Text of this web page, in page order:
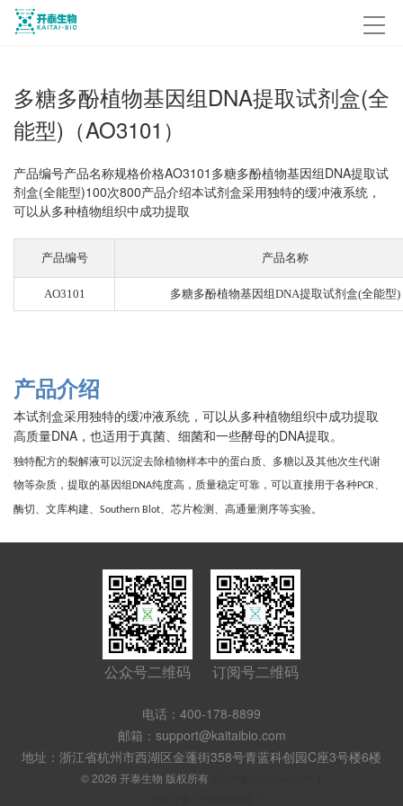
多糖多酚植物基因组DNA提取试剂盒(全
能型)（AO3101）
产品编号产品名称规格价格AO3101多糖多酚植物基因组DNA提取试
剂盒(全能型)100次800产品介绍本试剂盒采用独特的缓冲液系统，
可以从多种植物组织中成功提取
产品编号 产品名称
AO3101 多糖多酚植物基因组DNA提取试剂盒(全能型)
产品介绍
本试剂盒采用独特的缓冲液系统，可以从多种植物组织中成功提取
高质量DNA ，也适用于真菌、细菌和一些酵母的DNA提取。
独特配方的裂解液可以沉淀去除植物样本中的蛋白质、多糖以及其他次生代谢
物等杂质，提取的基因组 DNA纯度高，质量稳定可靠，可以直接用于各种PCR、
酶切、文库构建、 Southern Blot、芯片检测、高通量测序等实验。
公众号二维码 订阅号二维码
电话：400-178-8899
邮箱：support@kaitaibio.com
地址：浙江省杭州市西湖区金蓬街358号青蓝科创园C座3号楼6楼
© 2026 开泰生物 版权所有